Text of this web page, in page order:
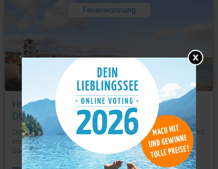
Ferienwohnung
Foto: © booking.com
Holiday flats am Geiseltalsee Mücheln -
DLS011001-CYB
Die Holiday flats am Geiseltalsee Mücheln - DLS011001-CYB
erwarten Sie mit einem Balkon in Mücheln in
Sachsen-... mehr